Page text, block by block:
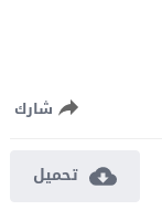
شارك
تحميل